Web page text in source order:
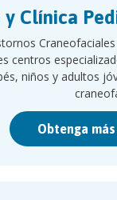
y Clínica
centros
niños y adultos
Obtenga